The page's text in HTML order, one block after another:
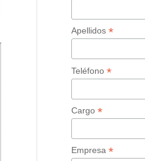
Apellidos *
Teléfono *
Cargo *
Empresa *